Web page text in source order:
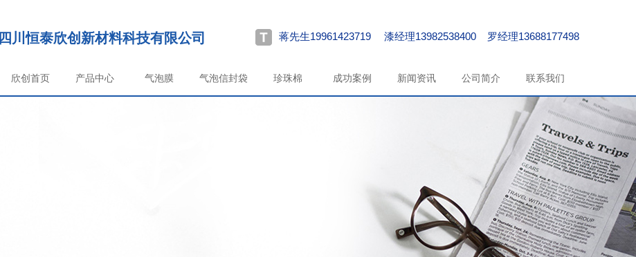
四川恒泰欣创新材料科技有限公司 蒋先生19961423719 漆经理13982538400 罗经理13688177498
欣创首页 产品中心 气泡膜 气泡信封袋 珍珠棉 成功案例 新闻资讯 公司简介 联系我们